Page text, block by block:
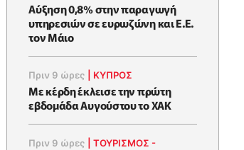
Αύξηση 0,8% στην παραγωγή
υπηρεσιών σε ευρωζώνη και Ε.Ε.
τον Μάιο
Πριν 9 ώρες ΚΥΠΡΟΣ
Με κέρδη έκλεισε την πρώτη
εβδομάδα Αυγούστου το ΧΑΚ
Πριν 9 ώρες |ΤΟΥΡΙΣΜΟΣ -